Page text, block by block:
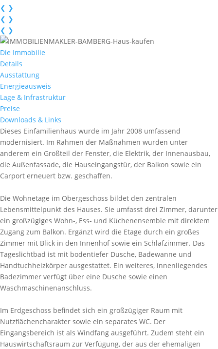
❮ ❯
❮ ❯
❮ ❯
Die Immobilie
Details
Ausstattung
Energieausweis
Lage & Infrastruktur
Preise
Downloads & Links
Dieses Einfamilienhaus wurde im Jahr 2008 umfassend
modernisiert. Im Rahmen der Maßnahmen wurden unter
anderem ein Großteil der Fenster, die Elektrik, der Innenausbau,
die Außenfassade, die Hauseingangstür, der Balkon sowie ein
Carport erneuert bzw. geschaffen.
Die Wohnetage im Obergeschoss bildet den zentralen
Lebensmittelpunkt des Hauses. Sie umfasst drei Zimmer, darunter
ein großzügiges Wohn-, Ess- und Küchenensemble mit direktem
Zugang zum Balkon. Ergänzt wird die Etage durch ein großes
Zimmer mit Blick in den Innenhof sowie ein Schlafzimmer. Das
Tageslichtbad ist mit bodentiefer Dusche, Badewanne und
Handtuchheizkörper ausgestattet. Ein weiteres, innenliegendes
Badezimmer verfügt über eine Dusche sowie einen
Waschmaschinenanschluss.
Im Erdgeschoss befindet sich ein großzügiger Raum mit
Nutzflächencharakter sowie ein separates WC. Der
Eingangsbereich ist als Windfang ausgeführt. Zudem steht ein
Hauswirtschaftsraum zur Verfügung, der aus der ehemaligen